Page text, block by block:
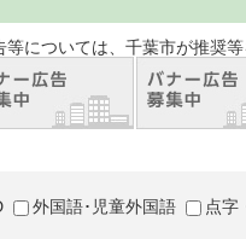
市が推奨等をするも
外国語･児童外国語 点字